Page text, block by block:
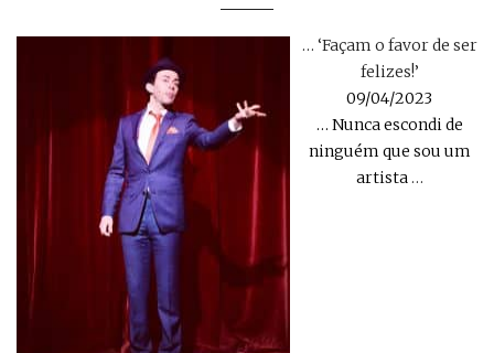
… ‘Façam o favor de ser
felizes!’
09/04/2023
… Nunca escondi de
ninguém que sou um
artista …